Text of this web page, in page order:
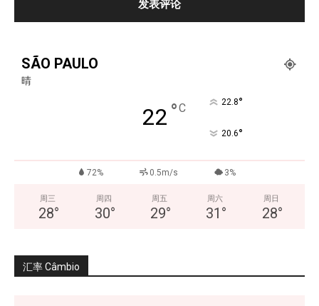
SÃO PAULO
晴
22 °C 22.8°
20.6°
72% 0.5m/s 3%
周三
28°
周四
30°
周五
29°
周六
31 °
周日
28°
汇率 Câmbio